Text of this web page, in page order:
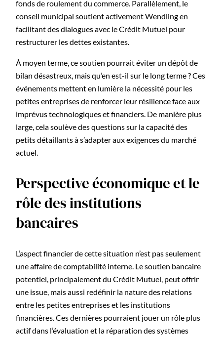
fonds de roulement du commerce. Parallèlement, le
conseil municipal soutient activement Wendling en
facilitant des dialogues avec le Crédit Mutuel pour
restructurer les dettes existantes.
À moyen terme, ce soutien pourrait éviter un dépôt de
bilan désastreux, mais qu’en est-il sur le long terme ? Ces
événements mettent en lumière la nécessité pour les
petites entreprises de renforcer leur résilience face aux
imprévus technologiques et financiers. De manière plus
large, cela soulève des questions sur la capacité des
petits détaillants à s’adapter aux exigences du marché
actuel.
Perspective économique et le
rôle des institutions
bancaires
L’aspect financier de cette situation n’est pas seulement
une affaire de comptabilité interne. Le soutien bancaire
potentiel, principalement du Crédit Mutuel, peut offrir
une issue, mais aussi redéfinir la nature des relations
entre les petites entreprises et les institutions
financières. Ces dernières pourraient jouer un rôle plus
actif dans l’évaluation et la réparation des systèmes